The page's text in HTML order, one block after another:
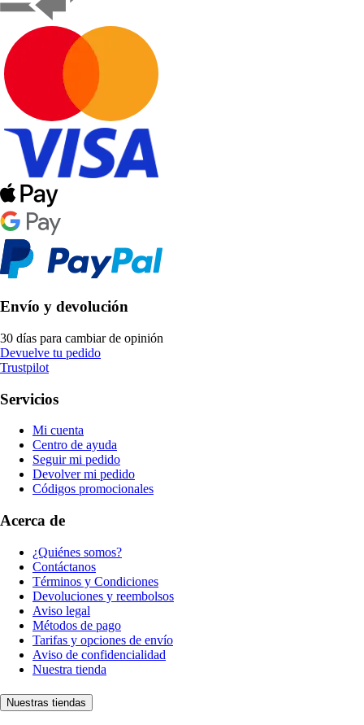
Envío y devolución
30 días para cambiar de opinión
Devuelve tu pedido
Trustpilot
Servicios
Mi cuenta
Centro de ayuda
Seguir mi pedido
Devolver mi pedido
Códigos promocionales
Acerca de
¿Quiénes somos?
Contáctanos
Términos y Condiciones
Devoluciones y reembolsos
Aviso legal
Métodos de pago
Tarifas y opciones de envío
Aviso de confidencialidad
Nuestra tienda
Nuestras tiendas